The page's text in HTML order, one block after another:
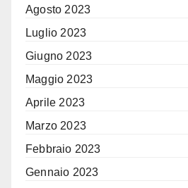
Agosto 2023
Luglio 2023
Giugno 2023
Maggio 2023
Aprile 2023
Marzo 2023
Febbraio 2023
Gennaio 2023